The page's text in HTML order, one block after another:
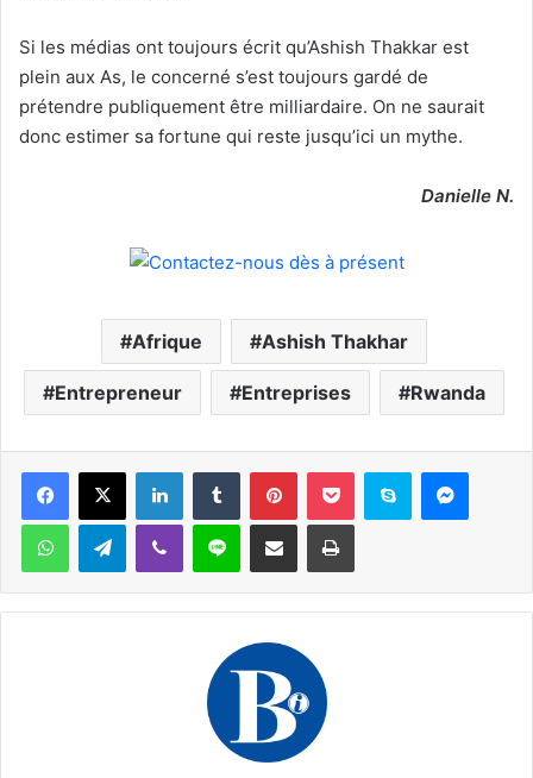
Si les médias ont toujours écrit qu’Ashish Thakkar est
plein aux As, le concerné s’est toujours gardé de
prétendre publiquement être milliardaire. On ne saurait
donc estimer sa fortune qui reste jusqu’ici un mythe.
Danielle N.
Afrique Ashish Thakhar
Entrepreneur Entreprises Rwanda
Facebook
X LinkedinTumblr PinterestPocket Skype
WhatsAppTelegramViber Ligne Partager par email Imprimer